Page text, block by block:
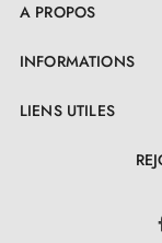
A PROPOS
INFORMATIONS
LIENS UTILES